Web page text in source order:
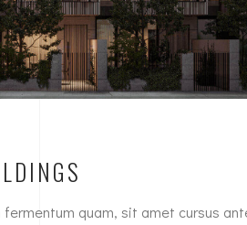
quam, sit amet cursus